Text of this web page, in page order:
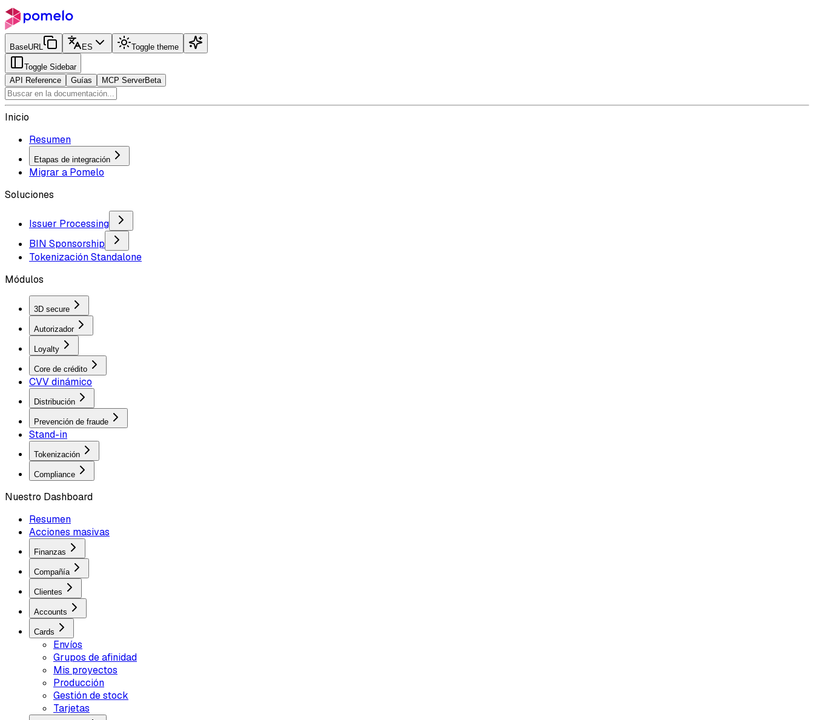
BaseURL ES Toggle theme
Toggle Sidebar
API Reference
Guías MCP ServerBeta
Inicio
Resumen
Etapas de integración
Migrar a Pomelo
Soluciones
Issuer Processing
BIN Sponsorship
Tokenización Standalone
Módulos
3D secure
Autorizador
Loyalty
Core de crédito
CVV dinámico
Distribución
Prevención de fraude
Stand-in
Tokenización
Compliance
Nuestro Dashboard
Resumen
Acciones masivas
Finanzas
Compañía
Clientes
Accounts
Cards
Envíos
Grupos de afinidad
Mis proyectos
Producción
Gestión de stock
Tarjetas